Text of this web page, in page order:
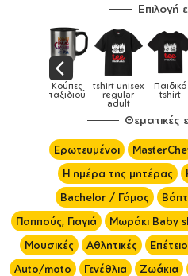
Επιλογή
Παιδικό
tshirt
Drill
Καπέλα
ενηλίκων
Θεματικές
Ερωτευμένοι
Η ημέρα της μητέρας
Bachelor / Γάμος
Παππούς, Γιαγιά
Μωράκι Baby
Μουσικές
Αθλητικές
Auto/moto
Γενέθλια Ζωάκια